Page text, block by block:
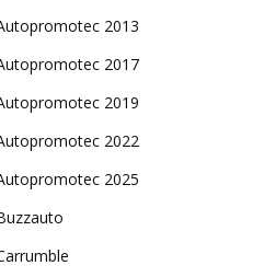
2013
2017
2019
2022
2025